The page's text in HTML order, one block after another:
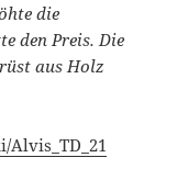
die
den Preis. Die
aus Holz